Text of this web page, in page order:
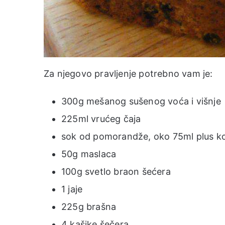
Za njegovo pravljenje potrebno vam je:
300g mešanog sušenog voća i višnje
225ml vrućeg čaja
sok od pomorandže, oko 75ml plus
50g maslaca
100g svetlo braon šećera
1 jaje
225g brašna